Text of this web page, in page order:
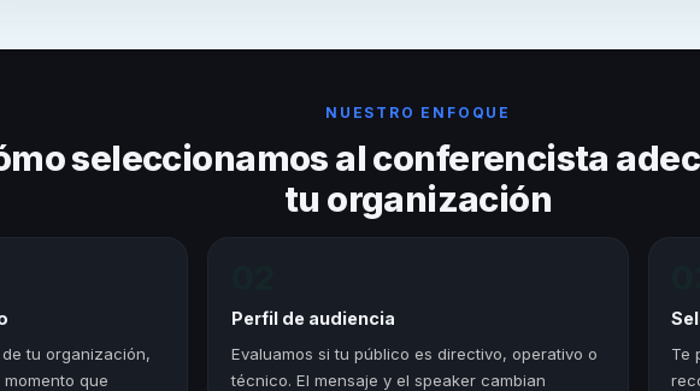
NUESTRO ENFOQUE
seleccionamos al conferencista
tu organización
tu organización,
que
Perfil de audiencia
Evaluamos si tu público es directivo, operativo o
técnico. El mensaje y el speaker cambian
Te